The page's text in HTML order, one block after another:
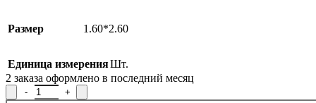
Размер 1.60*2.60
Единица измеренияШт.
2 заказа оформлено в последний месяц
Количество товара Занавеска Р.А672Р, 160x260см